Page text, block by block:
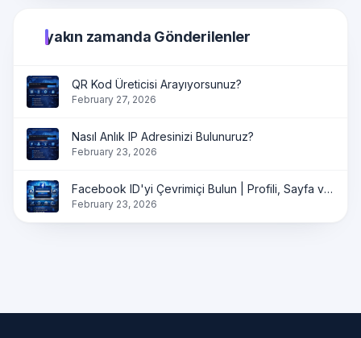
yakın zamanda Gönderilenler
QR Kod Üreticisi Arayıyorsunuz?
February 27, 2026
Nasıl Anlık IP Adresinizi Bulunuruz?
February 23, 2026
Facebook ID'yi Çevrimiçi Bulun | Profili, Sayfa ve Grup ID'yi Anında Alın
February 23, 2026